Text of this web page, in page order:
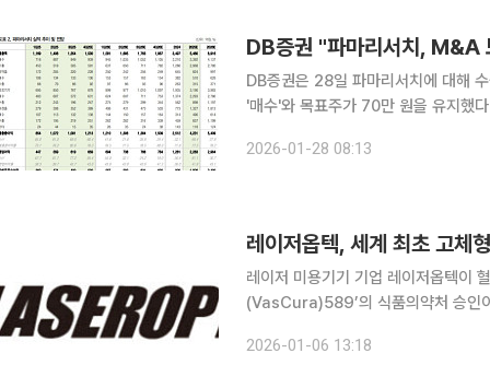
DB증권 "파마리서치,
DB증권은 28일 파마리서치에 대해
'매수'와 목표주가 70만 원을 유지했다
다. 전년 동기 대비 각각 49%, 95%
2026-01-28 08:13
레이저 미용기기 기업 레이저옵텍이
(VasCura)589’의 식품의약처 승인
상’을 레이저에 응용한 기술이다. 회
2026-01-06 13:18